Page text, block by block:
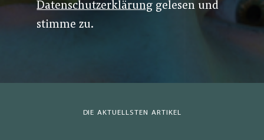
Datenschutzerklärung gelesen und
stimme zu.
DIE AKTUELLSTEN ARTIKEL